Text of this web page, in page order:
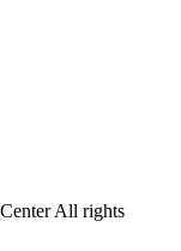
All rights